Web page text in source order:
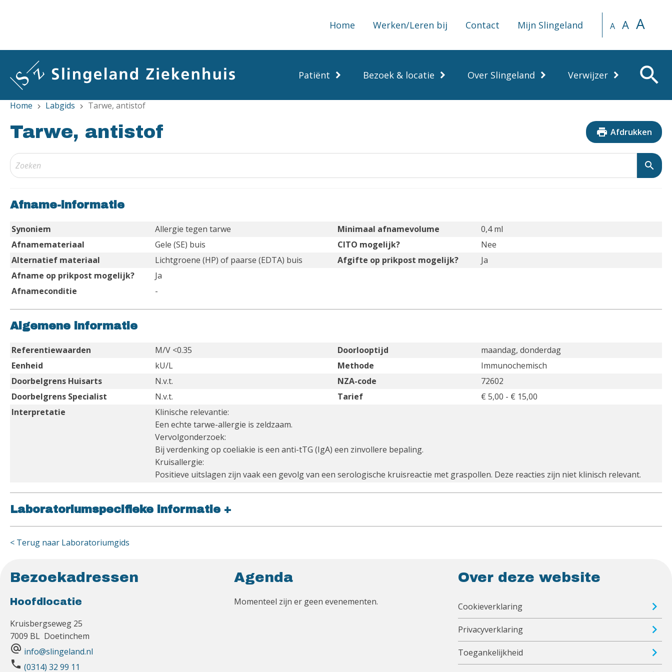
Home Werken/Leren bij Contact Mijn Slingeland A A A
Patiënt Bezoek & locatie Over Slingeland Verwijzer search
Home chevron_right Labgids chevron_right Tarwe, antistof
Tarwe, antistof print Afdrukken
search
Afname-informatie
Synoniem Allergie tegen tarwe Minimaal afnamevolume
0,4 ml
Afnamemateriaal
Gele (SE) buis CITO mogelijk?
Nee
Alternatief materiaal
Lichtgroene (HP) of paarse (EDTA) buis Afgifte op prikpost mogelijk?
Ja
Afname op prikpost mogelijk?
Ja
Afnameconditie
-
Algemene informatie
Referentiewaarden M/V <0.35 Doorlooptijd
maandag, donderdag
Eenheid
kU/L Methode
Immunochemisch
Doorbelgrens Huisarts
N.v.t. NZA-code
72602
Doorbelgrens Specialist
N.v.t. Tarief
€ 5,00 - € 15,00
Interpretatie
Klinische relevantie:
Een echte tarwe-allergie is zeldzaam.
Vervolgonderzoek:
Bij verdenking op coeliakie is een anti-tTG (IgA) een zinvollere bepaling.
Kruisallergie:
Positieve uitslagen zijn vaak een gevolg van een serologische kruisreactie met graspollen. Deze reacties zijn niet klinisch relevant.
Laboratoriumspecifieke informatie +
< Terug naar Laboratoriumgids
Bezoekadressen
Hoofdlocatie
Kruisbergseweg 25
7009 BL Doetinchem
alternate_email info@slingeland.nl
phone (0314) 32 99 11
Agenda
Momenteel zijn er geen evenementen.
Over deze website
Cookieverklaring
Privacyverklaring
Toegankelijkheid